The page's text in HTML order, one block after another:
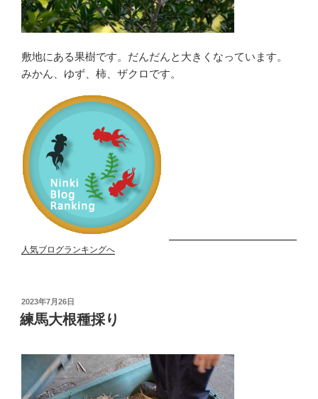
敷地にある果樹です。だんだんと大きくなっています。
みかん、ゆず、柿、ザクロです。
人気ブログランキングへ
投
稿
日:
2023年7月26日
練馬大根種採り